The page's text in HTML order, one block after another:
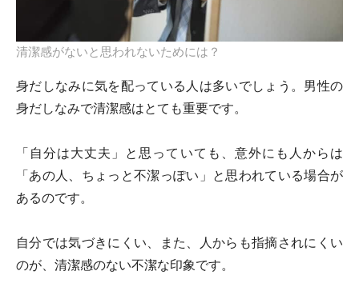
清潔感がないと思われないためには？
身だしなみに気を配っている人は多いでしょう。男性の
身だしなみで清潔感はとても重要です。
「自分は大丈夫」と思っていても、意外にも人からは
「あの人、ちょっと不潔っぽい」と思われている場合が
あるのです。
自分では気づきにくい、また、人からも指摘されにくい
のが、清潔感のない不潔な印象です。